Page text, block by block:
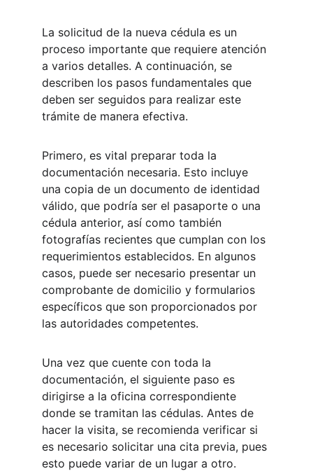
La solicitud de la nueva cédula es un
proceso importante que requiere atención
a varios detalles. A continuación, se
describen los pasos fundamentales que
deben ser seguidos para realizar este
trámite de manera efectiva.
Primero, es vital preparar toda la
documentación necesaria. Esto incluye
una copia de un documento de identidad
válido, que podría ser el pasaporte o una
cédula anterior, así como también
fotografías recientes que cumplan con los
requerimientos establecidos. En algunos
casos, puede ser necesario presentar un
comprobante de domicilio y formularios
específicos que son proporcionados por
las autoridades competentes.
Una vez que cuente con toda la
documentación, el siguiente paso es
dirigirse a la oficina correspondiente
donde se tramitan las cédulas. Antes de
hacer la visita, se recomienda verificar si
es necesario solicitar una cita previa, pues
esto puede variar de un lugar a otro.